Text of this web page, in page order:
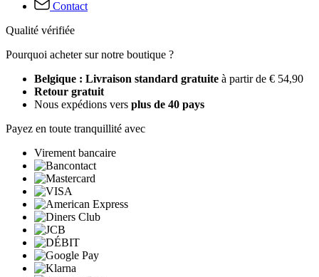
Contact
Qualité vérifiée
Pourquoi acheter sur notre boutique ?
Belgique : Livraison standard gratuite à partir de € 54,90
Retour gratuit
Nous expédions vers plus de 40 pays
Payez en toute tranquillité avec
Virement bancaire